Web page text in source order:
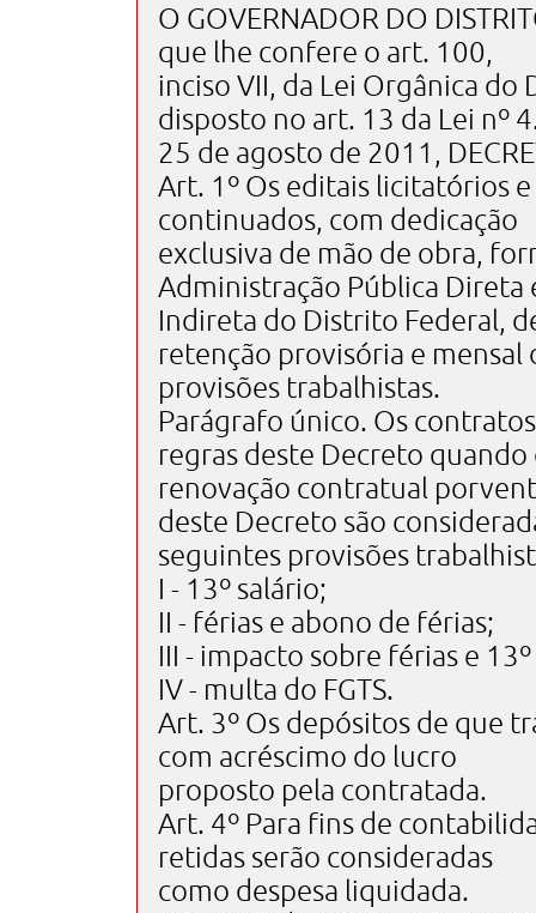
O GOVERNADOR DO
que lhe confere o art. 100,
inciso VII, da Lei Orgânica
disposto no art. 13 da Lei nº
25 de agosto de 2011,
Art. 1º Os editais licitatórios
continuados, com dedicação
exclusiva de mão de obra,
Administração Pública Direta
Indireta do Distrito Federal,
retenção provisória e mensal
provisões trabalhistas.
Parágrafo único. Os
regras deste Decreto quando
renovação contratual
deste Decreto são
seguintes provisões
I - 13º salário;
II - férias e abono de férias;
III - impacto sobre férias e
IV - multa do FGTS.
Art. 3º Os depósitos de que
com acréscimo do lucro
proposto pela contratada.
Art. 4º Para fins de
retidas serão consideradas
como despesa liquidada.